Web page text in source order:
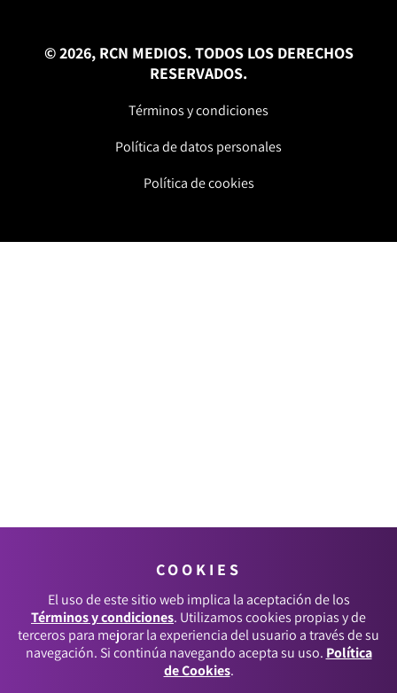
© 2026, RCN MEDIOS. TODOS LOS DERECHOS
RESERVADOS.
Términos y condiciones
Política de datos personales
Política de cookies
COOKIES
El uso de este sitio web implica la aceptación de los
Términos y condiciones. Utilizamos cookies propias y de
terceros para mejorar la experiencia del usuario a través de su
navegación. Si continúa navegando acepta su uso. Política
de Cookies.